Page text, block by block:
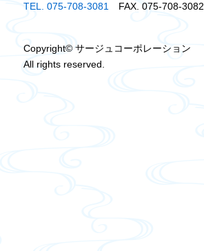
TEL. 075-708-3081
FAX. 075-708-3082
Copyright© サージュコーポレーション
All rights reserved.